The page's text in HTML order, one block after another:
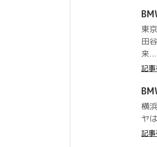
東
田
来...
記
横
ヤ
記